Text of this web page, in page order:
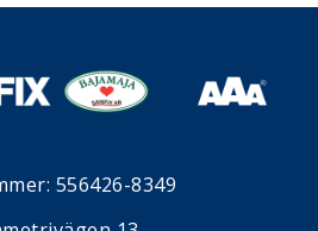
556426-8349